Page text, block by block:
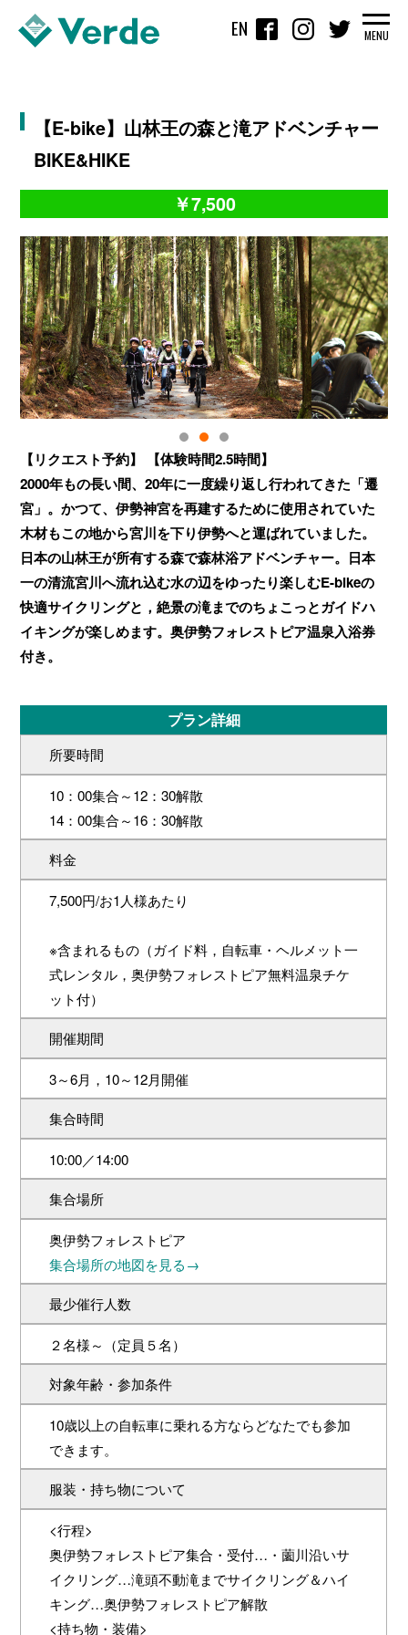
EN MENU
【E-bike】山林王の森と滝アドベンチャー
BIKE&HIKE
￥7,500
【リクエスト予約】 【体験時間2.5時間】
2000年もの長い間、20年に一度繰り返し行われてきた「遷
宮」。かつて、伊勢神宮を再建するために使用されていた
木材もこの地から宮川を下り伊勢へと運ばれていました。
日本の山林王が所有する森で森林浴アドベンチャー。日本
一の清流宮川へ流れ込む水の辺をゆったり楽しむE-bikeの
快適サイクリングと，絶景の滝までのちょこっとガイドハ
イキングが楽しめます。奥伊勢フォレストピア温泉入浴券
付き。
プラン詳細
所要時間
10：00集合～12：30解散
14：00集合～16：30解散
料金
7,500円/お1人様あたり
※含まれるもの（ガイド料，自転車・ヘルメット一
式レンタル，奥伊勢フォレストピア無料温泉チケ
ット付）
開催期間
3～6月，10～12月開催
集合時間
10:00／14:00
集合場所
奥伊勢フォレストピア
集合場所の地図を見る→
最少催⾏⼈数
２名様～（定員５名）
対象年齢・参加条件
10歳以上の自転車に乗れる方ならどなたでも参加
できます。
服装・持ち物について
<行程>
奥伊勢フォレストピア集合・受付…・薗川沿いサ
イクリング…滝頭不動滝までサイクリング＆ハイ
キング…奥伊勢フォレストピア解散
<持ち物・装備>